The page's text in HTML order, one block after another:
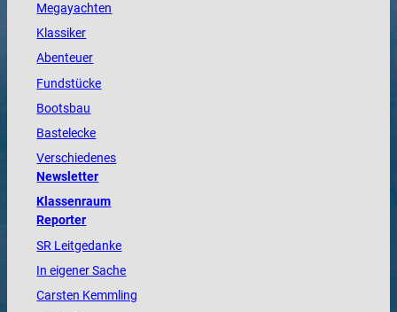
Megayachten
Klassiker
Abenteuer
Fundstücke
Bootsbau
Bastelecke
Verschiedenes
Newsletter
Klassenraum
Reporter
SR Leitgedanke
In eigener Sache
Carsten Kemmling